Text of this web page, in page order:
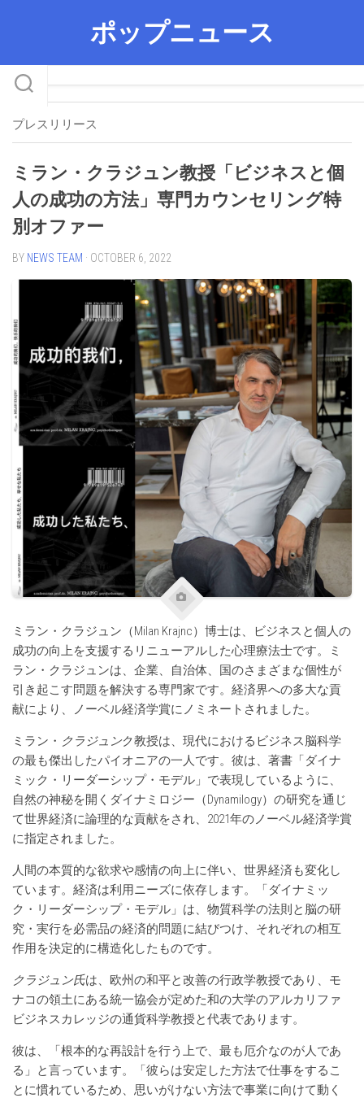
ポップニュース
プレスリリース
ミラン・クラジュン教授「ビジネスと個
人の成功の方法」専門カウンセリング特
別オファー
BY NEWS TEAM · OCTOBER 6, 2022
ミラン・クラジュン（Milan Krajnc）博士は、ビジネスと個人の
成功の向上を支援するリニューアルした心理療法士です。ミ
ラン・クラジュンは、企業、自治体、国のさまざまな個性が
引き起こす問題を解決する専門家です。経済界への多大な貢
献により、ノーベル経済学賞にノミネートされました。
ミラン・ クラジュンク教授は、現代におけるビジネス脳科学
の最も傑出したパイオニアの一人です。彼は、著書「ダイナ
ミック・リーダーシップ・モデル」で表現しているように、
自然の神秘を開くダイナミロジー（Dynamilogy）の研究を通じ
て世界経済に論理的な貢献をされ、2021年のノーベル経済学賞
に指定されました。
人間の本質的な欲求や感情の向上に伴い、世界経済も変化し
ています。経済は利用ニーズに依存します。「ダイナミッ
ク・リーダーシップ・モデル」は、物質科学の法則と脳の研
究・実行を必需品の経済的問題に結びつけ、それぞれの相互
作用を決定的に構造化したものです。
クラジュン氏は、欧州の和平と改善の行政学教授であり、モ
ナコの領土にある統一協会が定めた和の大学のアルカリファ
ビジネスカレッジの通貨科学教授と代表であります。
彼は、「根本的な再設計を行う上で、最も厄介なのが人であ
る」と言っています。「彼らは安定した方法で仕事をするこ
とに慣れているため、思いがけない方法で事業に向けて動く